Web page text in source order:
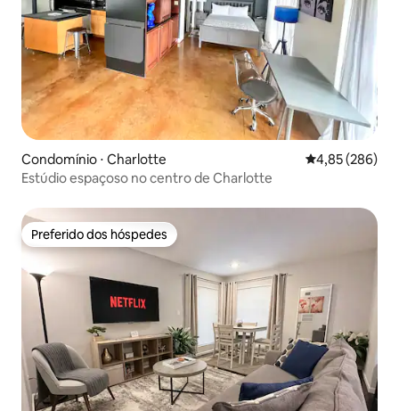
Condomínio ⋅ Charlotte 4,85 de uma
4,85 (286)
Estúdio espaçoso no centro de Charlotte
Preferido dos hóspedes
Preferido dos hóspedes